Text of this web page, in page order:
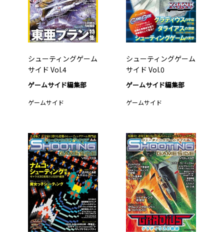
シューティングゲーム
サイド Vol.4
ゲームサイド編集部
ゲームサイド
シューティングゲーム
サイド Vol.0
ゲームサイド編集部
ゲームサイド